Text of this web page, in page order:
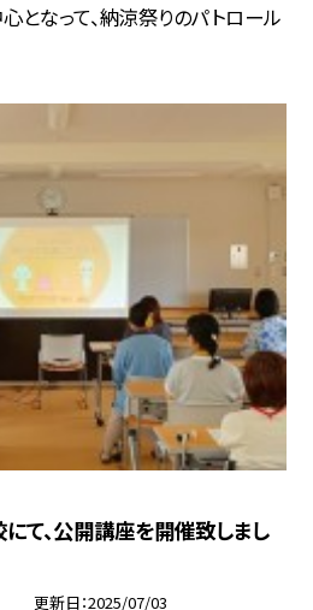
となって、納涼祭りのパトロール
て、公開講座を開催致しまし
更新日 2025/07/03